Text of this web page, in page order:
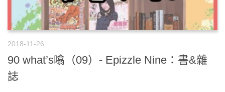
2018-11-26
90 what’s噏（09）- Epizzle Nine：書&雜
誌